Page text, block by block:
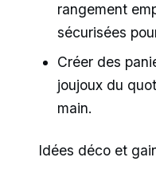
rangement
sécurisées
Créer des
joujoux du
main.
Idées déco et